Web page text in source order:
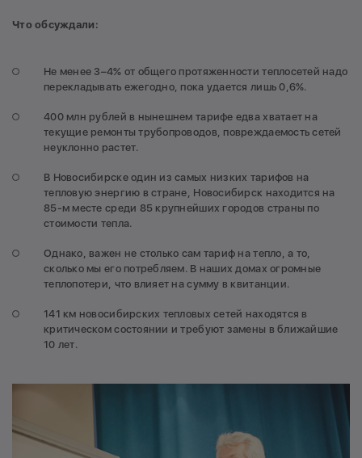
Что обсуждали:
Не менее 3–4% от общего протяженности теплосетей надо
перекладывать ежегодно, пока удается лишь 0,6%.
400 млн рублей в нынешнем тарифе едва хватает на
текущие ремонты трубопроводов, повреждаемость сетей
неуклонно растет.
В Новосибирске один из самых низких тарифов на
тепловую энергию в стране, Новосибирск находится на
85-м месте среди 85 крупнейших городов страны по
стоимости тепла.
Однако, важен не столько сам тариф на тепло, а то,
сколько мы его потребляем. В наших домах огромные
теплопотери, что влияет на сумму в квитанции.
141 км новосибирских тепловых сетей находятся в
критическом состоянии и требуют замены в ближайшие
10 лет.